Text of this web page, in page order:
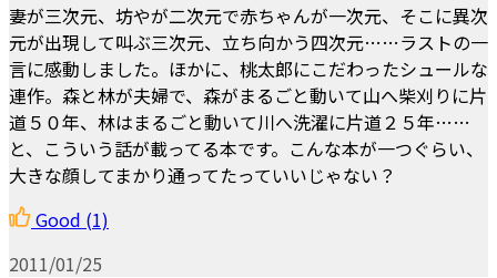
妻が三次元、坊やが二次元で赤ちゃんが一次元、そこに異次
元が出現して叫ぶ三次元、立ち向かう四次元……ラストの一
言に感動しました。ほかに、桃太郎にこだわったシュールな
連作。森と林が夫婦で、森がまるごと動いて山へ柴刈りに片
道５０年、林はまるごと動いて川へ洗濯に片道２５年……
と、こういう話が載ってる本です。こんな本が一つぐらい、
大きな顔してまかり通ってたっていいじゃない？
Good (1)
2011/01/25